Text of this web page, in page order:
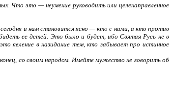
Что это — неумение руководить или целенаправленное
и нам становится ясно — кто с нами, а кто против
ее детей. Это было и будет, ибо Святая Русь не в
явление в назидание тем, кто забывает про истинное
со своим народом. Имейте мужество не говорить об